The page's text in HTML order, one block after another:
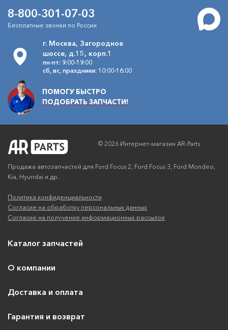
8-800-301-07-03
Бесплатные звонки по России
г. Москва, Загородное
шоссе, д.15, корп.1
пн-пт: 9:00-19:00
сб, вс, праздники: 10:00-16:00
ПОМОГУ БЫСТРО
ПОДОБРАТЬ ЗАПЧАСТИ!
© 2026 Интернет-магазин AR-Parts
Продажа автозапчастей для Ford Focus 2, Ford Focus 3, Ford Mondeo,
Kia, Hyundai и др.
Политика конфиденциальности
Согласие на обработку персональных данных
Согласие на получение информационных рассылок
Каталог запчастей
О компании
Доставка и оплата
Гарантия и возврат